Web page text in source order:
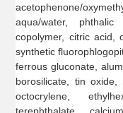
acetophenone/
aqua/water, phthalic
copolymer, citric acid,
synthetic
ferrous gluconate,
borosilicate, tin oxide,
octocrylene,